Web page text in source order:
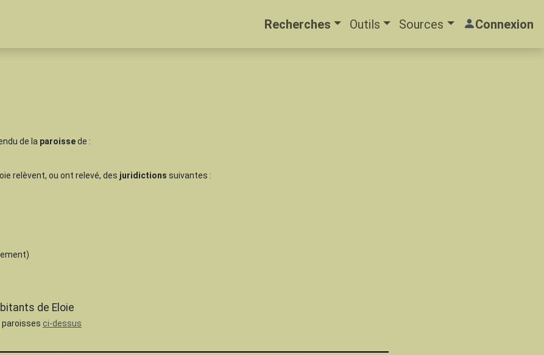
Recherches Outils Sources Connexion
de la paroissede :
relèvent, ou ont relevé, des juridictions suivantes :
de Eloie
paroisses ci-dessus